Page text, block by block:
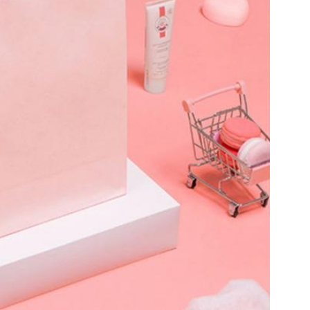
Tinggalkan pesan
akan segera menghubungi Anda